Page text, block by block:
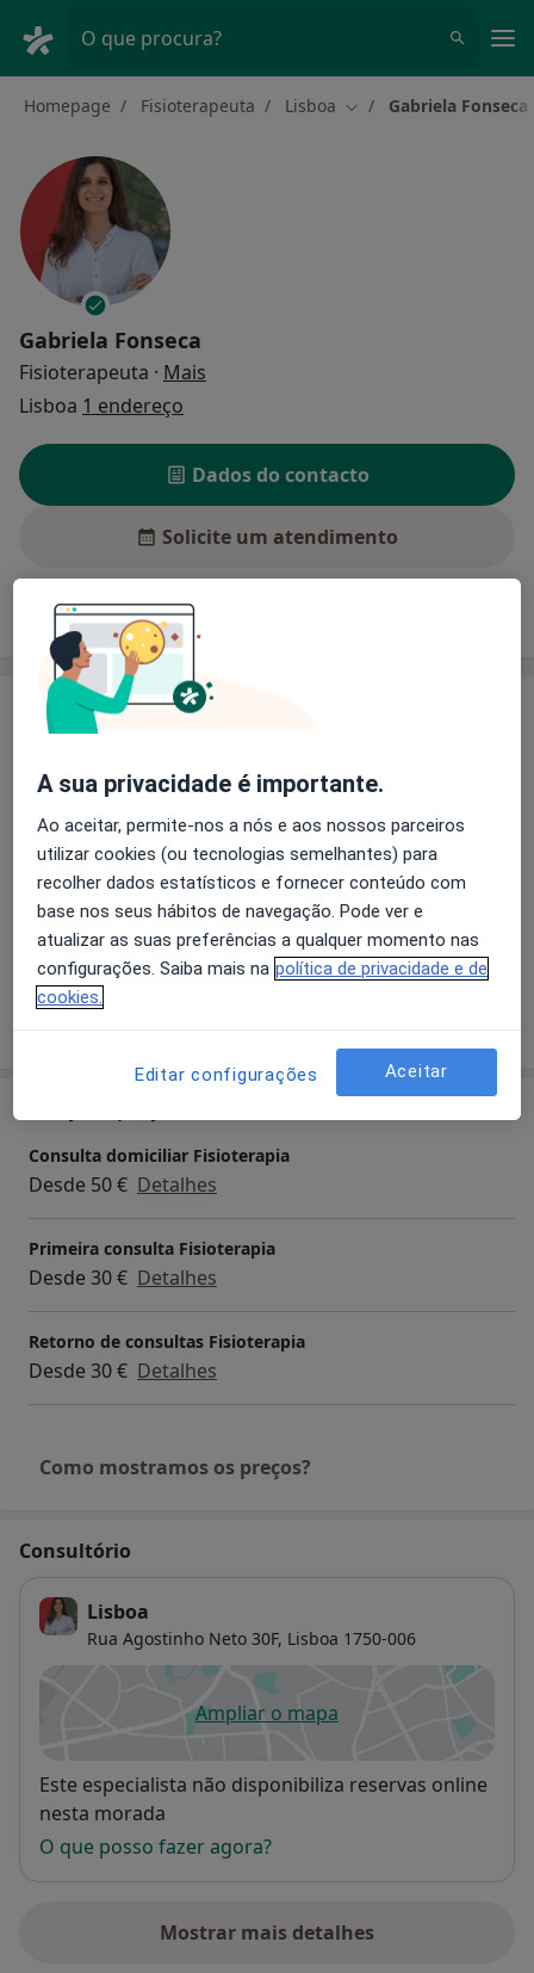
O que procura?
Homepage Fisioterapeuta Lisboa Mudar de cidade
Gabriela Fonseca
Gabriela Fonseca
Fisioterapeuta · Mais
Lisboa 1 endereço
Dados do contacto
Solicite um atendimento
Experiência Preços
Experiência
Parkinsonismo
Experiencial em todas a fases da doença,
principalmente fases iniciais
Trabalho na área desde 2010
Principais doenças tratadas
Doenças Neurodegenerativas
Consulta domiciliar Fisioterapia
Desde 50 € Detalhes
Primeira consulta Fisioterapia
Desde 30 € Detalhes
Retorno de consultas Fisioterapia
Desde 30 € Detalhes
Como mostramos os preços?
Consultório
Lisboa
Rua Agostinho Neto 30F, Lisboa 1750-006
Ampliar o mapaabre num novo separador
Disponibilidade
Este especialista não disponibiliza reservas online
nesta morada
O que posso fazer agora?
Mostrar mais detalhes
sobre o endereço
A sua privacidade é importante.
Ao aceitar, permite-nos a nós e aos nossos parceiros
utilizar cookies (ou tecnologias semelhantes) para
recolher dados estatísticos e fornecer conteúdo com
base nos seus hábitos de navegação. Pode ver e
atualizar as suas preferências a qualquer momento nas
configurações. Saiba mais na política de privacidade e de
cookies.
Editar configurações Aceitar